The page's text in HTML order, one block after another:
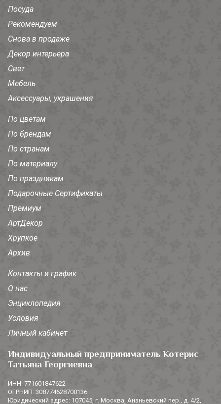
Посуда
Рекомендуем
Снова в продаже
Декор интерьера
Свет
Мебель
Аксессуары, украшения
По цветам
По брендам
По странам
По материалу
По праздникам
Подарочные Сертификаты
Премиум
АртДекор
Хрупкое
Архив
Контакты и график
О нас
Энциклопедия
Условия
Личный кабинет
Индивидуальный предприниматель Котерис
Татьяна Георгиевна
ИНН: 771601847622
ОГРНИП: 308774628700136
Юридический адрес: 107045, г. Москва, Ананьевский пер., д. 4/2,